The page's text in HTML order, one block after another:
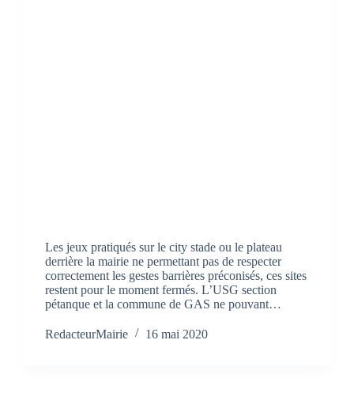
Les jeux pratiqués sur le city stade ou le plateau
derrière la mairie ne permettant pas de respecter
correctement les gestes barrières préconisés, ces sites
restent pour le moment fermés. L’USG section
pétanque et la commune de GAS ne pouvant…
RedacteurMairie 16 mai 2020